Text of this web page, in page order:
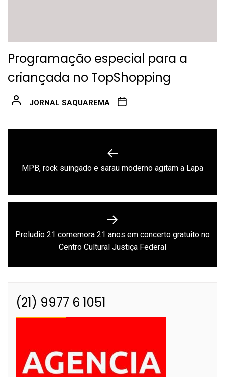
Programação especial para a
criançada no TopShopping
JORNAL SAQUAREMA
Previous
MPB, rock suingado e sarau moderno agitam a Lapa
Next
post:
Preludio 21 comemora 21 anos em concerto gratuito no
Centro Cultural Justiça Federal
(21) 9977 6 1051